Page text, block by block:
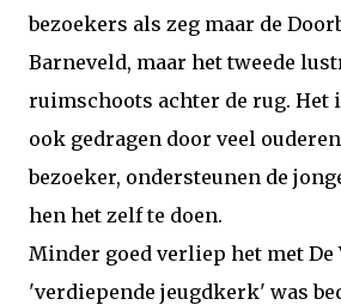
bezoekers als zeg maar de
Barneveld, maar het tweede
ruimschoots achter de rug.
ook gedragen door veel
bezoeker, ondersteunen de
hen het zelf te doen.
Minder goed verliep het met De
'verdiepende jeugdkerk' was